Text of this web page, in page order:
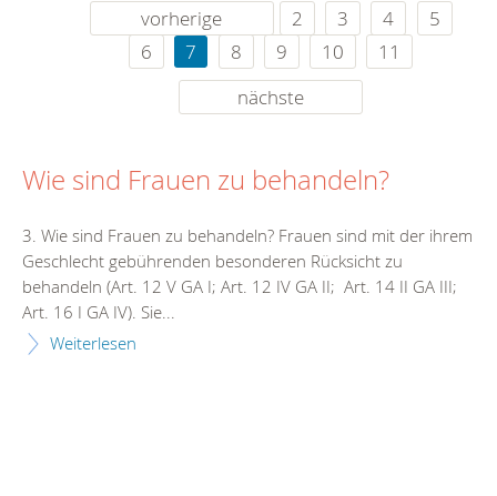
vorherige 2 3 4
5
6
7 8 9 10
11
nächste
Wie sind Frauen zu behandeln?
3. Wie sind Frauen zu behandeln? Frauen sind mit der ihrem
Geschlecht gebührenden besonderen Rücksicht zu
behandeln (Art. 12 V GA I; Art. 12 IV GA II; Art. 14 II GA III;
Art. 16 I GA IV). Sie...
Weiterlesen